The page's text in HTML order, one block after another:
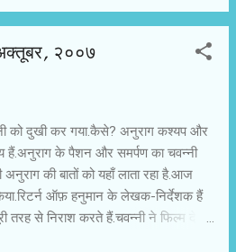
बहरहाल, उन दोनों की आपसी लड़ाई में
एक लड़की को देखते हैं। वो उसका
के पत्रकारों जैसी ओछी हरकत नहीं
में रोहन के साथ तारा नाम की वेश्या थी।
बनता है, लेकिन रोहन पूरे मामले को अपने हाथ
फिल्मों का हीरो है न ़ ़ ़ वह अकेले ही
है और आखिरी दृश्य में मीडिया की
प्रवचन भी देता है। शोबिज किसी भी स्तर
२००७
को दुखी कर गया.कैसे? अनुराग कश्यप और
हैं.अनुराग के पैशन और समर्पण का चवन्नी
की बातों को यहाँ लाता रहा है.आज
ऑफ़ हनुमान के लेखक-निर्देशक हैं
तरह से निराश करते हैं.चवन्नी ने फिल्म देखी